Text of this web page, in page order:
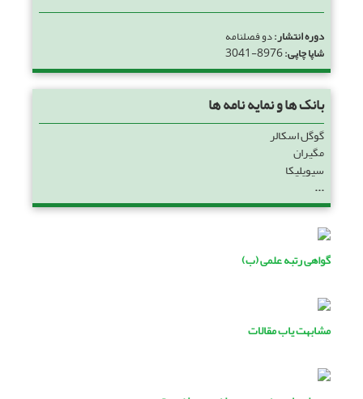
دوره انتشار:دو فصلنامه
شاپا چاپی:3041-8976
بانک ها و نمایه نامه ها
گوگل اسکالر
مگیران
سیویلیکا
...
گواهی رتبه علمی (ب)
مشابهت یاب مقالات